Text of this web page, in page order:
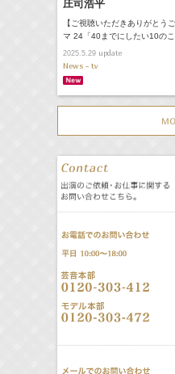
庄司浩平
【ご視聴いただきありがとう
マ 24「40までにしたい10のこ
2025.5.29update
News - tv